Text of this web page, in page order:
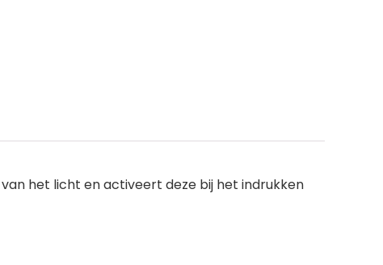
het licht en activeert deze bij het indrukken